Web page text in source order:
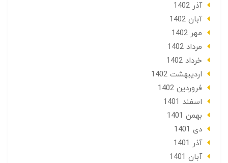
آذر 1402
آبان 1402
مهر 1402
مرداد 1402
خرداد 1402
ارديبهشت 1402
فروردین 1402
اسفند 1401
بهمن 1401
دی 1401
آذر 1401
آبان 1401